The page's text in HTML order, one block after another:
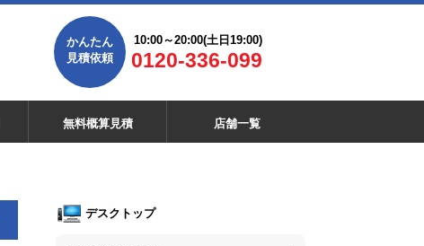
かんたん
見積依頼
10:00～20:00(土日19:00)
0120-336-099
無料概算見積 店舗一覧
デスクトップ